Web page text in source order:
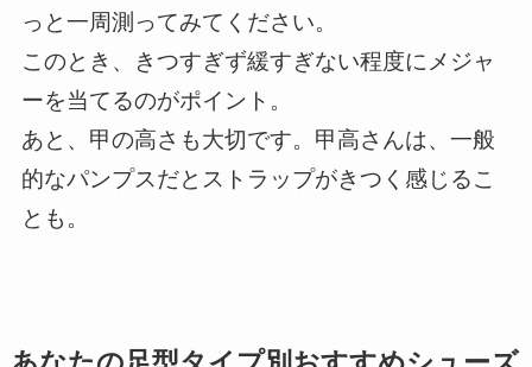
っと一周測ってみてください。
このとき、きつすぎず緩すぎない程度にメジャ
ーを当てるのがポイント。
あと、甲の高さも大切です。甲高さんは、一般
的なパンプスだとストラップがきつく感じるこ
とも。